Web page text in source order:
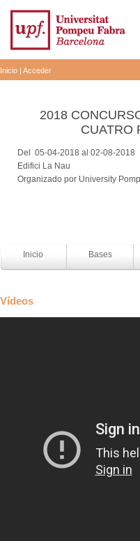
Inicio | Acceder
2018
CUATRO
Del 05-04-2018 al 02-08-2018
Edifici La Nau
Organizado por University
Inicio Bases
Vídeos